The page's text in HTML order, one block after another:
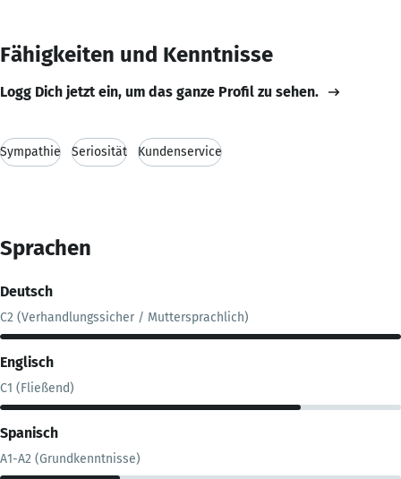
Fähigkeiten und Kenntnisse
Logg Dich jetzt ein, um das ganze Profil zu sehen.
Sympathie Seriosität Kundenservice
Sprachen
Deutsch
C2 (Verhandlungssicher / Muttersprachlich)
Englisch
C1 (Fließend)
Spanisch
A1-A2 (Grundkenntnisse)